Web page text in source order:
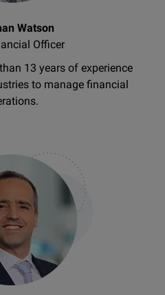
Watson
Officer
13 years of experience
to manage financial